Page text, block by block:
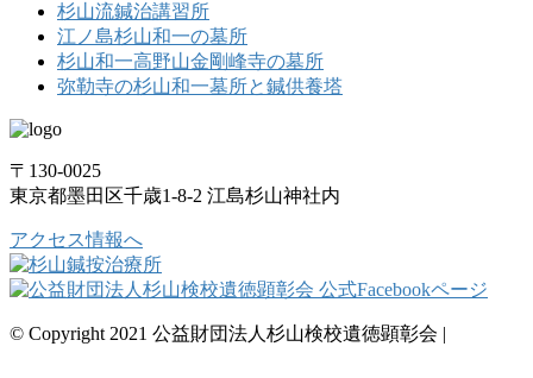
杉山流鍼治講習所
江ノ島杉山和一の墓所
杉山和一高野山金剛峰寺の墓所
弥勒寺の杉山和一墓所と鍼供養塔
〒130-0025
東京都墨田区千歳1-8-2 江島杉山神社内
アクセス情報へ
© Copyright 2021 公益財団法人杉山検校遺徳顕彰会 |